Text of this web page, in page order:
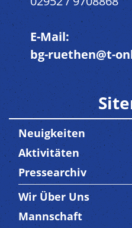
E-Mail:
bg-ruethen@t-
Neuigkeiten
Aktivitäten
Pressearchiv
Trenner3
Wir Über Uns
Mannschaft